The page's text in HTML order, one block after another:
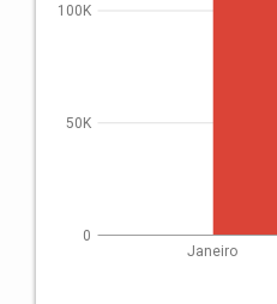
Janeiro
0
50K
100K